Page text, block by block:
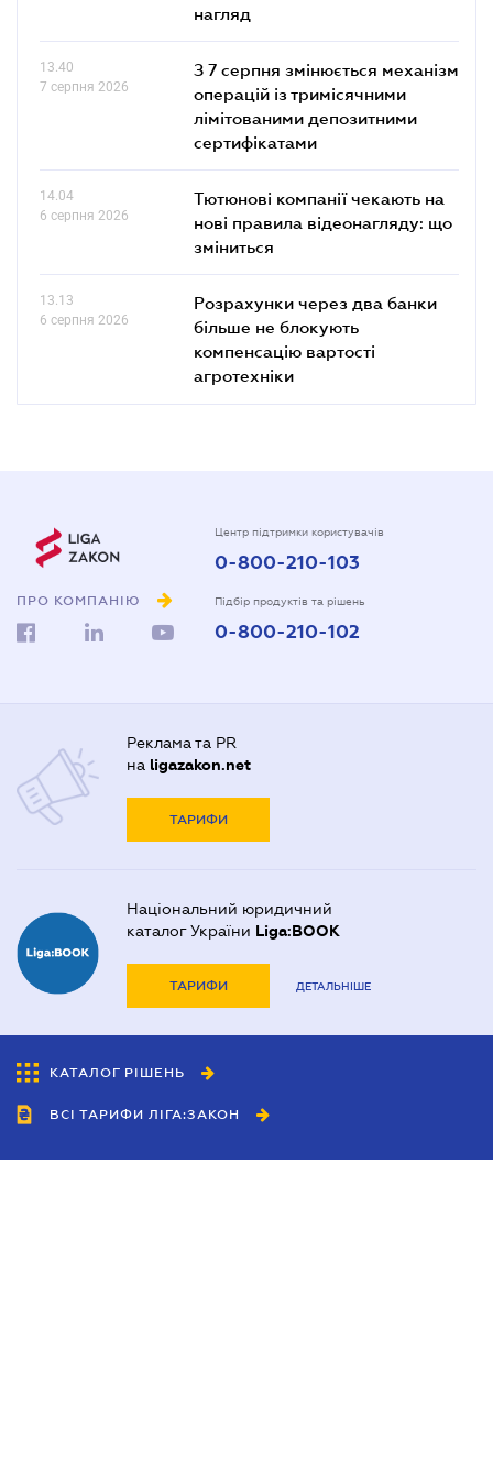
нагляд
13.40
7 серпня 2026
З 7 серпня змінюється механізм
операцій із тримісячними
лімітованими депозитними
сертифікатами
14.04
6 серпня 2026
Тютюнові компанії чекають на
нові правила відеонагляду: що
зміниться
13.13
6 серпня 2026
Розрахунки через два банки
більше не блокують
компенсацію вартості
агротехніки
ПРО КОМПАНІЮ
Центр підтримки користувачів
0-800-210-103
Підбір продуктів та рішень
0-800-210-102
Реклама та PR
на ligazakon.net
ТАРИФИ
Національний юридичний
каталог України Liga:BOOK
ТАРИФИ ДЕТАЛЬНІШЕ
КАТАЛОГ РІШЕНЬ
ВСІ ТАРИФИ ЛІГА:ЗАКОН